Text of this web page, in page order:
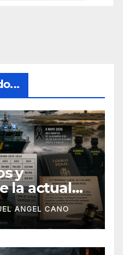
y
la actual
ANGEL CANO